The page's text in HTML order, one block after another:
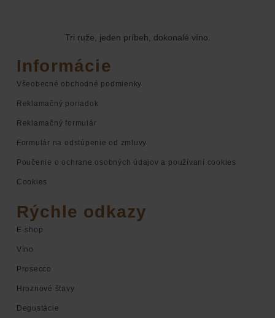
Tri ruže, jeden príbeh, dokonalé víno.
Informácie
Všeobecné obchodné podmienky
Reklamačný poriadok
Reklamačný formulár
Formulár na odstúpenie od zmluvy
Poučenie o ochrane osobných údajov a používaní cookies
Cookies
Rýchle odkazy
E-shop
Víno
Prosecco
Hroznové štavy
Degustácie